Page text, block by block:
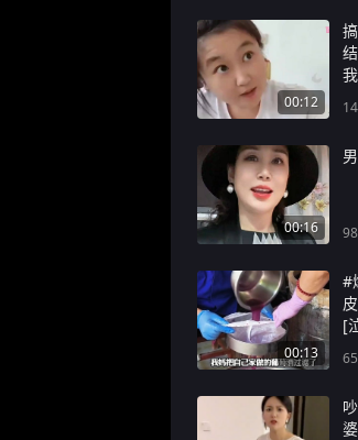
00:12
我
00:16
00:13
#
[